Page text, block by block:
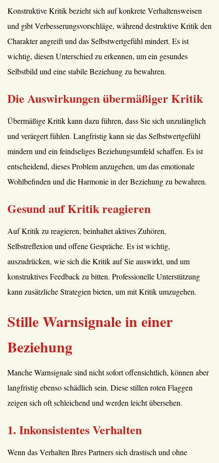
Konstruktive Kritik bezieht sich auf konkrete Verhaltensweisen
und gibt Verbesserungsvorschläge, während destruktive Kritik den
Charakter angreift und das Selbstwertgefühl mindert. Es ist
wichtig, diesen Unterschied zu erkennen, um ein gesundes
Selbstbild und eine stabile Beziehung zu bewahren.
Die Auswirkungen übermäßiger Kritik
Übermäßige Kritik kann dazu führen, dass Sie sich unzulänglich
und verärgert fühlen. Langfristig kann sie das Selbstwertgefühl
mindern und ein feindseliges Beziehungsumfeld schaffen. Es ist
entscheidend, dieses Problem anzugehen, um das emotionale
Wohlbefinden und die Harmonie in der Beziehung zu bewahren.
Gesund auf Kritik reagieren
Auf Kritik zu reagieren, beinhaltet aktives Zuhören,
Selbstreflexion und offene Gespräche. Es ist wichtig,
auszudrücken, wie sich die Kritik auf Sie auswirkt, und um
konstruktives Feedback zu bitten. Professionelle Unterstützung
kann zusätzliche Strategien bieten, um mit Kritik umzugehen.
Stille Warnsignale in einer
Beziehung
Manche Warnsignale sind nicht sofort offensichtlich, können aber
langfristig ebenso schädlich sein. Diese stillen roten Flaggen
zeigen sich oft schleichend und werden leicht übersehen.
1. Inkonsistentes Verhalten
Wenn das Verhalten Ihres Partners sich drastisch und ohne